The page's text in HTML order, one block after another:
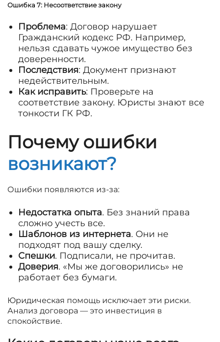
Ошибка 7: Несоответствие закону
Проблема: Договор нарушает
Гражданский кодекс РФ. Например,
нельзя сдавать чужое имущество без
доверенности.
Последствия: Документ признают
недействительным.
Как исправить: Проверьте на
соответствие закону. Юристы знают все
тонкости ГК РФ.
Почему ошибки
возникают?
Ошибки появляются из-за:
Недостатка опыта. Без знаний права
сложно учесть все.
Шаблонов из интернета. Они не
подходят под вашу сделку.
Спешки. Подписали, не прочитав.
Доверия. «Мы же договорились» не
работает без бумаги.
Юридическая помощь исключает эти риски.
Анализ договора — это инвестиция в
спокойствие.